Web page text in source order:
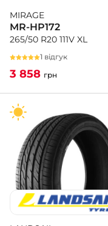
MIRAGE
MR-HP172
265/50 R20 111V XL
1 відгук
3 858 грн